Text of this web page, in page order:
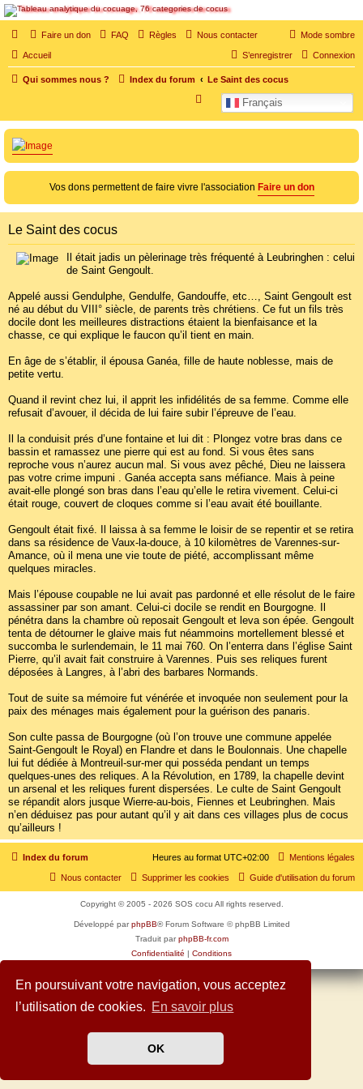
En poursuivant votre navigation, vous acceptez
l’utilisation de cookies. En savoir plus
OK
SOS cocu
SOS cocu est une association loi 1901 dont l'objet est le soutien aux victimes d'adultère.
Pouvoir parler, se confier, recevoir un soutien moral pour traverser une situation
Mode sombre
Faire un don FAQ Règles Nous contacter
Accueil Connexion
S’enregistrer
Qui sommes nous ? Index du forum Le Saint des cocus
Français
c
e
Vos dons permettent de faire vivre l'association Faire un don
Le Saint des cocus
Il était jadis un pèlerinage très fréquenté à Leubringhen : celui
de Saint Gengoult.
Appelé aussi Gendulphe, Gendulfe, Gandouffe, etc…, Saint Gengoult est
né au début du VIII° siècle, de parents très chrétiens. Ce fut un fils très
docile dont les meilleures distractions étaient la bienfaisance et la
chasse, ce qui explique le faucon qu’il tient en main.
En âge de s’établir, il épousa Ganéa, fille de haute noblesse, mais de
petite vertu.
Quand il revint chez lui, il apprit les infidélités de sa femme. Comme elle
refusait d’avouer, il décida de lui faire subir l’épreuve de l’eau.
Il la conduisit prés d’une fontaine et lui dit : Plongez votre bras dans ce
bassin et ramassez une pierre qui est au fond. Si vous êtes sans
reproche vous n’aurez aucun mal. Si vous avez pêché, Dieu ne laissera
pas votre crime impuni . Ganéa accepta sans méfiance. Mais à peine
avait-elle plongé son bras dans l’eau qu’elle le retira vivement. Celui-ci
était rouge, couvert de cloques comme si l’eau avait été bouillante.
Gengoult était fixé. Il laissa à sa femme le loisir de se repentir et se retira
dans sa résidence de Vaux-la-douce, à 10 kilomètres de Varennes-sur-
Amance, où il mena une vie toute de piété, accomplissant même
quelques miracles.
Mais l’épouse coupable ne lui avait pas pardonné et elle résolut de le faire
assassiner par son amant. Celui-ci docile se rendit en Bourgogne. Il
pénétra dans la chambre où reposait Gengoult et leva son épée. Gengoult
tenta de détourner le glaive mais fut néammoins mortellement blessé et
succomba le surlendemain, le 11 mai 760. On l’enterra dans l’église Saint
Pierre, qu’il avait fait construire à Varennes. Puis ses reliques furent
déposées à Langres, à l’abri des barbares Normands.
Tout de suite sa mémoire fut vénérée et invoquée non seulement pour la
paix des ménages mais également pour la guérison des panaris.
Son culte passa de Bourgogne (où l’on trouve une commune appelée
Saint-Gengoult le Royal) en Flandre et dans le Boulonnais. Une chapelle
lui fut dédiée à Montreuil-sur-mer qui posséda pendant un temps
quelques-unes des reliques. A la Révolution, en 1789, la chapelle devint
un arsenal et les reliques furent dispersées. Le culte de Saint Gengoult
se répandit alors jusque Wierre-au-bois, Fiennes et Leubringhen. Mais
n’en déduisez pas pour autant qu’il y ait dans ces villages plus de cocus
qu’ailleurs !
Index du forum Mentions légales
Heures au format UTC+02:00
Guide d'utilisation du forum
Supprimer les cookies
Nous contacter
Copyright © 2005 - 2026 SOS cocu All rights reserved.
Développé parphpBB® Forum Software © phpBB Limited
Traduit parphpBB-fr.com
Confidentialité | Conditions